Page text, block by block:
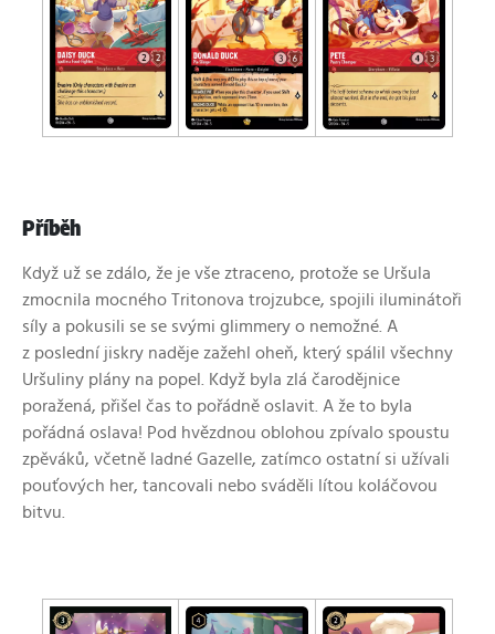
Příběh
Když už se zdálo, že je vše ztraceno, protože se Uršula
zmocnila mocného Tritonova trojzubce, spojili iluminátoři
síly a pokusili se se svými glimmery o nemožné. A
z poslední jiskry naděje zažehl oheň, který spálil všechny
Uršuliny plány na popel. Když byla zlá čarodějnice
poražená, přišel čas to pořádně oslavit. A že to byla
pořádná oslava! Pod hvězdnou oblohou zpívalo spoustu
zpěváků, včetně ladné Gazelle, zatímco ostatní si užívali
pouťových her, tancovali nebo sváděli lítou koláčovou
bitvu.